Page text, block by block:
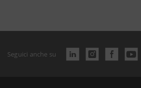
Seguici anche su